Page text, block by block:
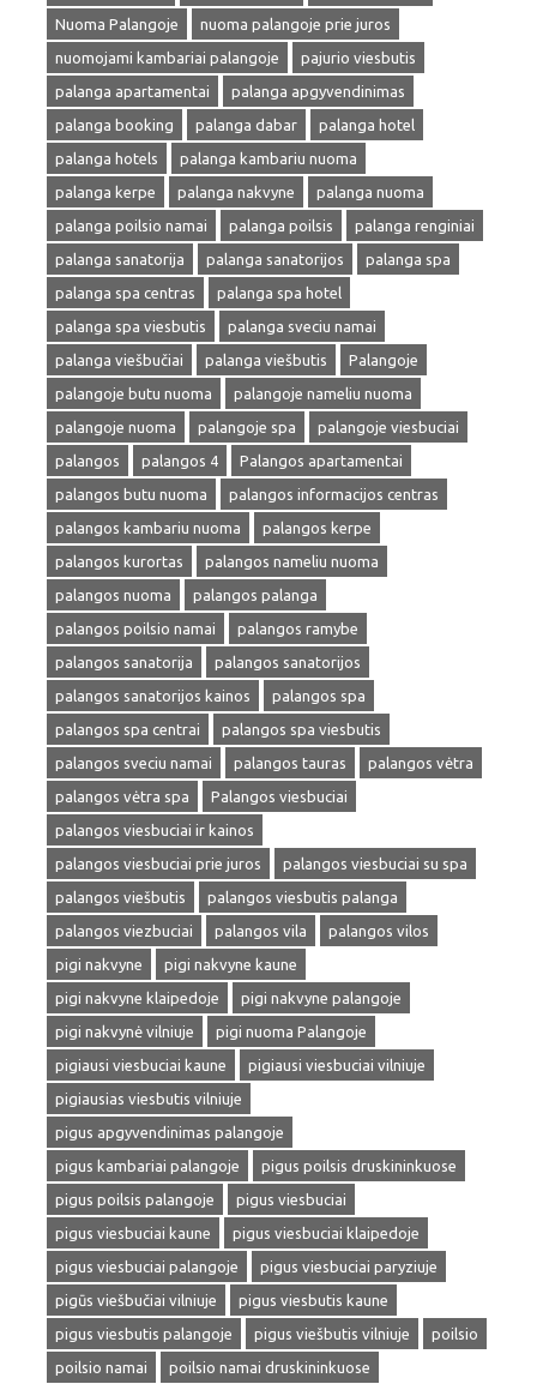
Nuoma Palangoje
nuoma palangoje prie juros
nuomojami kambariai palangoje
pajurio viesbutis
palanga apartamentai
palanga apgyvendinimas
palanga booking
palanga dabar
palanga hotel
palanga hotels
palanga kambariu nuoma
palanga kerpe
palanga nakvyne
palanga nuoma
palanga poilsio namai
palanga poilsis
palanga renginiai
palanga sanatorija
palanga sanatorijos
palanga spa
palanga spa centras
palanga spa hotel
palanga spa viesbutis
palanga sveciu namai
palanga viešbučiai
palanga viešbutis
Palangoje
palangoje butu nuoma
palangoje nameliu nuoma
palangoje nuoma
palangoje spa
palangoje viesbuciai
palangos
palangos 4
Palangos apartamentai
palangos butu nuoma
palangos informacijos centras
palangos kambariu nuoma
palangos kerpe
palangos kurortas
palangos nameliu nuoma
palangos nuoma
palangos palanga
palangos poilsio namai
palangos ramybe
palangos sanatorija
palangos sanatorijos
palangos sanatorijos kainos
palangos spa
palangos spa centrai
palangos spa viesbutis
palangos sveciu namai
palangos tauras
palangos vėtra
palangos vėtra spa
Palangos viesbuciai
palangos viesbuciai ir kainos
palangos viesbuciai prie juros
palangos viesbuciai su spa
palangos viešbutis
palangos viesbutis palanga
palangos viezbuciai
palangos vila
palangos vilos
pigi nakvyne
pigi nakvyne kaune
pigi nakvyne klaipedoje
pigi nakvyne palangoje
pigi nakvynė vilniuje
pigi nuoma Palangoje
pigiausi viesbuciai kaune
pigiausi viesbuciai vilniuje
pigiausias viesbutis vilniuje
pigus apgyvendinimas palangoje
pigus kambariai palangoje
pigus poilsis druskininkuose
pigus poilsis palangoje
pigus viesbuciai
pigus viesbuciai kaune
pigus viesbuciai klaipedoje
pigus viesbuciai palangoje
pigus viesbuciai paryziuje
pigūs viešbučiai vilniuje
pigus viesbutis kaune
pigus viesbutis palangoje
pigus viešbutis vilniuje
poilsio
poilsio namai
poilsio namai druskininkuose